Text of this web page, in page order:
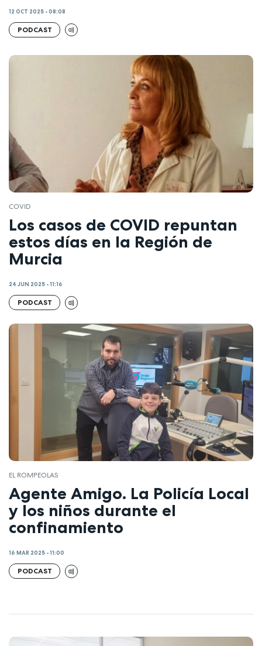
12 OCT 2025 - 08:08
PODCAST
COVID
Los casos de COVID repuntan
estos días en la Región de
Murcia
24 JUN 2025 - 11:16
PODCAST
EL ROMPEOLAS
Agente Amigo. La Policía Local
y los niños durante el
confinamiento
16 MAR 2025 - 11:00
PODCAST